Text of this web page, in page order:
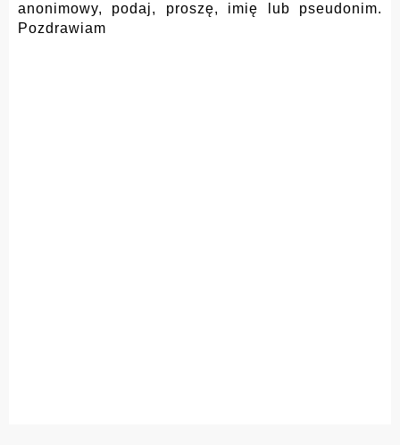
anonimowy, podaj, proszę, imię lub pseudonim.
Pozdrawiam